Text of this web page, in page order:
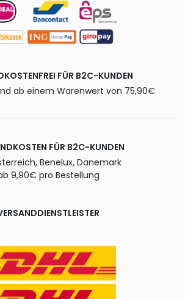
FÜR B2C-KUNDEN
ab einem Warenwert von 75,90€
FÜR B2C-KUNDEN
Benelux, Dänemark
9,90€ pro Bestellung